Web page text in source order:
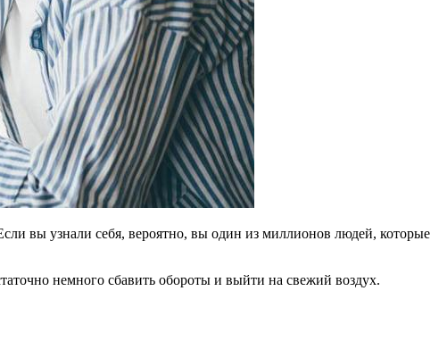
вы узнали себя, вероятно, вы один из миллионов людей, которые
немного сбавить обороты и выйти на свежий воздух.